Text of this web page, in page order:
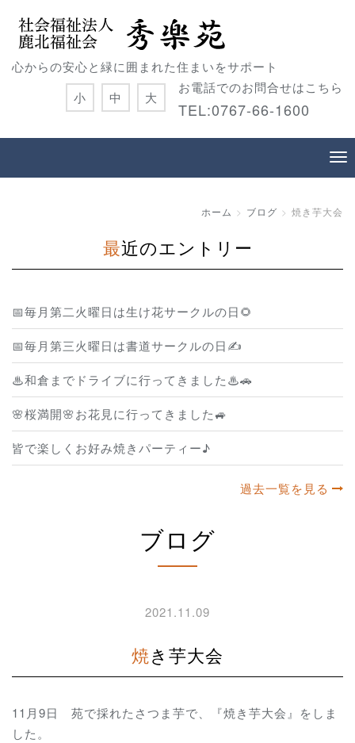
心からの安心と緑に囲まれた住まいをサポート
お電話でのお問合せはこちら
TEL:0767-66-1600
小 中 大
ホーム ブログ 焼き芋大会
最近のエントリー
📅毎月第二火曜日は生け花サークルの日🌻
📅毎月第三火曜日は書道サークルの日✍️
♨和倉までドライブに行ってきました♨🚗
🌸桜満開🌸お花見に行ってきました🚙
皆で楽しくお好み焼きパーティー♪
過去一覧を見る
ブログ
2021.11.09
焼き芋大会
11月9日 苑で採れたさつま芋で、『焼き芋大会』をしま
した。